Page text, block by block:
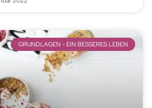
GRUNDLAGEN - EIN BESSERES LEBEN